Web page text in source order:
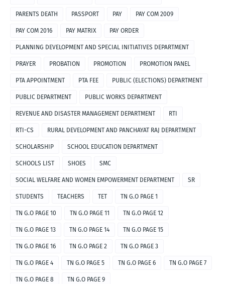
PARENTS DEATH PASSPORT PAY PAY COM 2009
PAY COM 2016 PAY MATRIX PAY ORDER
PLANNING DEVELOPMENT AND SPECIAL INITIATIVES DEPARTMENT
PRAYER PROBATION PROMOTION PROMOTION PANEL
PTA APPOINTMENT PTA FEE PUBLIC (ELECTIONS) DEPARTMENT
PUBLIC DEPARTMENT PUBLIC WORKS DEPARTMENT
REVENUE AND DISASTER MANAGEMENT DEPARTMENT RTI
RTI-CS RURAL DEVELOPMENT AND PANCHAYAT RAJ DEPARTMENT
SCHOLARSHIP SCHOOL EDUCATION DEPARTMENT
SCHOOLS LIST SHOES SMC
SOCIAL WELFARE AND WOMEN EMPOWERMENT DEPARTMENT SR
STUDENTS TEACHERS TET TN G.O PAGE 1
TN G.O PAGE 10 TN G.O PAGE 11 TN G.O PAGE 12
TN G.O PAGE 13 TN G.O PAGE 14 TN G.O PAGE 15
TN G.O PAGE 16 TN G.O PAGE 2 TN G.O PAGE 3
TN G.O PAGE 4 TN G.O PAGE 5 TN G.O PAGE 6 TN G.O PAGE 7
TN G.O PAGE 8 TN G.O PAGE 9